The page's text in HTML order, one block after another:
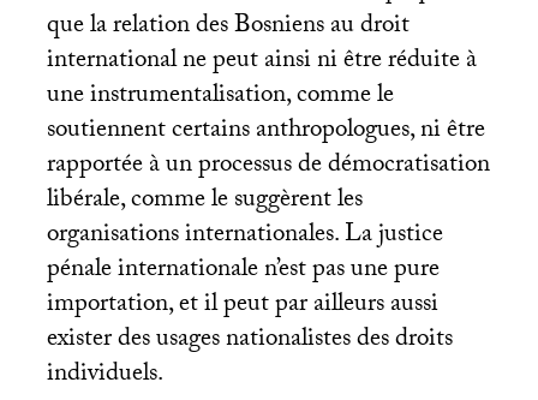
que la relation des Bosniens au droit
international ne peut ainsi ni être réduite à
une instrumentalisation, comme le
soutiennent certains anthropologues, ni être
rapportée à un processus de démocratisation
libérale, comme le suggèrent les
organisations internationales. La justice
pénale internationale n’est pas une pure
importation, et il peut par ailleurs aussi
exister des usages nationalistes des droits
individuels.